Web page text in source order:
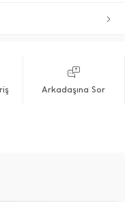
Arkadaşına Sor